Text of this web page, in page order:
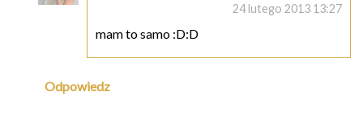
24 lutego 2013 13:27
mam to samo :D:D
Odpowiedz